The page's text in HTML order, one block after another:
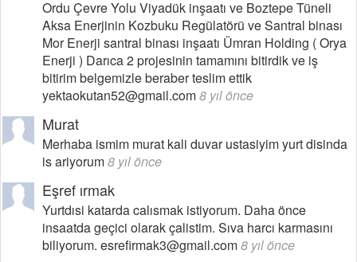
Ordu Çevre Yolu Viyadük inşaatı ve Boztepe Tüneli
Aksa Enerjinin Kozbuku Regülatörü ve Santral binası
Mor Enerji santral binası inşaatı Ümran Holding ( Orya
Enerji ) Darıca 2 projesinin tamamını bitirdik ve iş
bitirim belgemizle beraber teslim ettik
yektaokutan52@gmail.com8 yıl önce
Murat
Merhaba ismim murat kali duvar ustasiyim yurt disinda
is ariyorum8 yıl önce
Eşref ırmak
Yurtdısi katarda calısmak istiyorum. Daha önce
insaatda geçici olarak çalistim. Sıva harcı karmasını
biliyorum. esrefirmak3@gmail.com8 yıl önce